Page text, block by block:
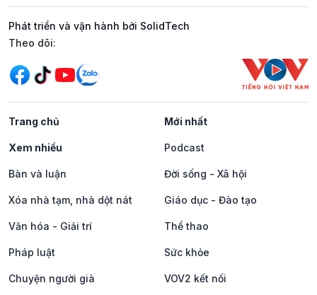
Phát triển và vận hành bởi SolidTech
Mạng xã hội
Theo dõi:
Trang chủ Mới nhất
Xem nhiều Podcast
Bàn và luận Đời sống - Xã hội
Xóa nhà tạm, nhà dột nát Giáo dục - Đào tạo
Văn hóa - Giải trí Thể thao
Pháp luật Sức khỏe
Chuyện người già VOV2 kết nối